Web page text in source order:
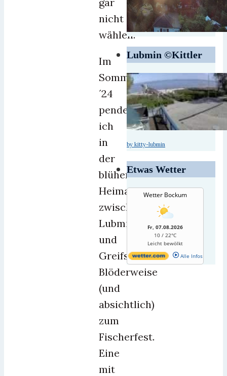
nicht
wählen.
Im
Sommer
´24
pendelte
ich
in
der
blühenden
Heimatlandschaft
zwischen
Lubmin
und
Greifswald.
Blöderweise
(und
absichtlich)
zum
Fischerfest.
Eine
mit
Lubmin ©Kittler
by kitty-lubmin
Etwas Wetter
Wetter Bockum
Fr, 07.08.2026
10 / 22°C
Leicht bewölkt
Alle Infos